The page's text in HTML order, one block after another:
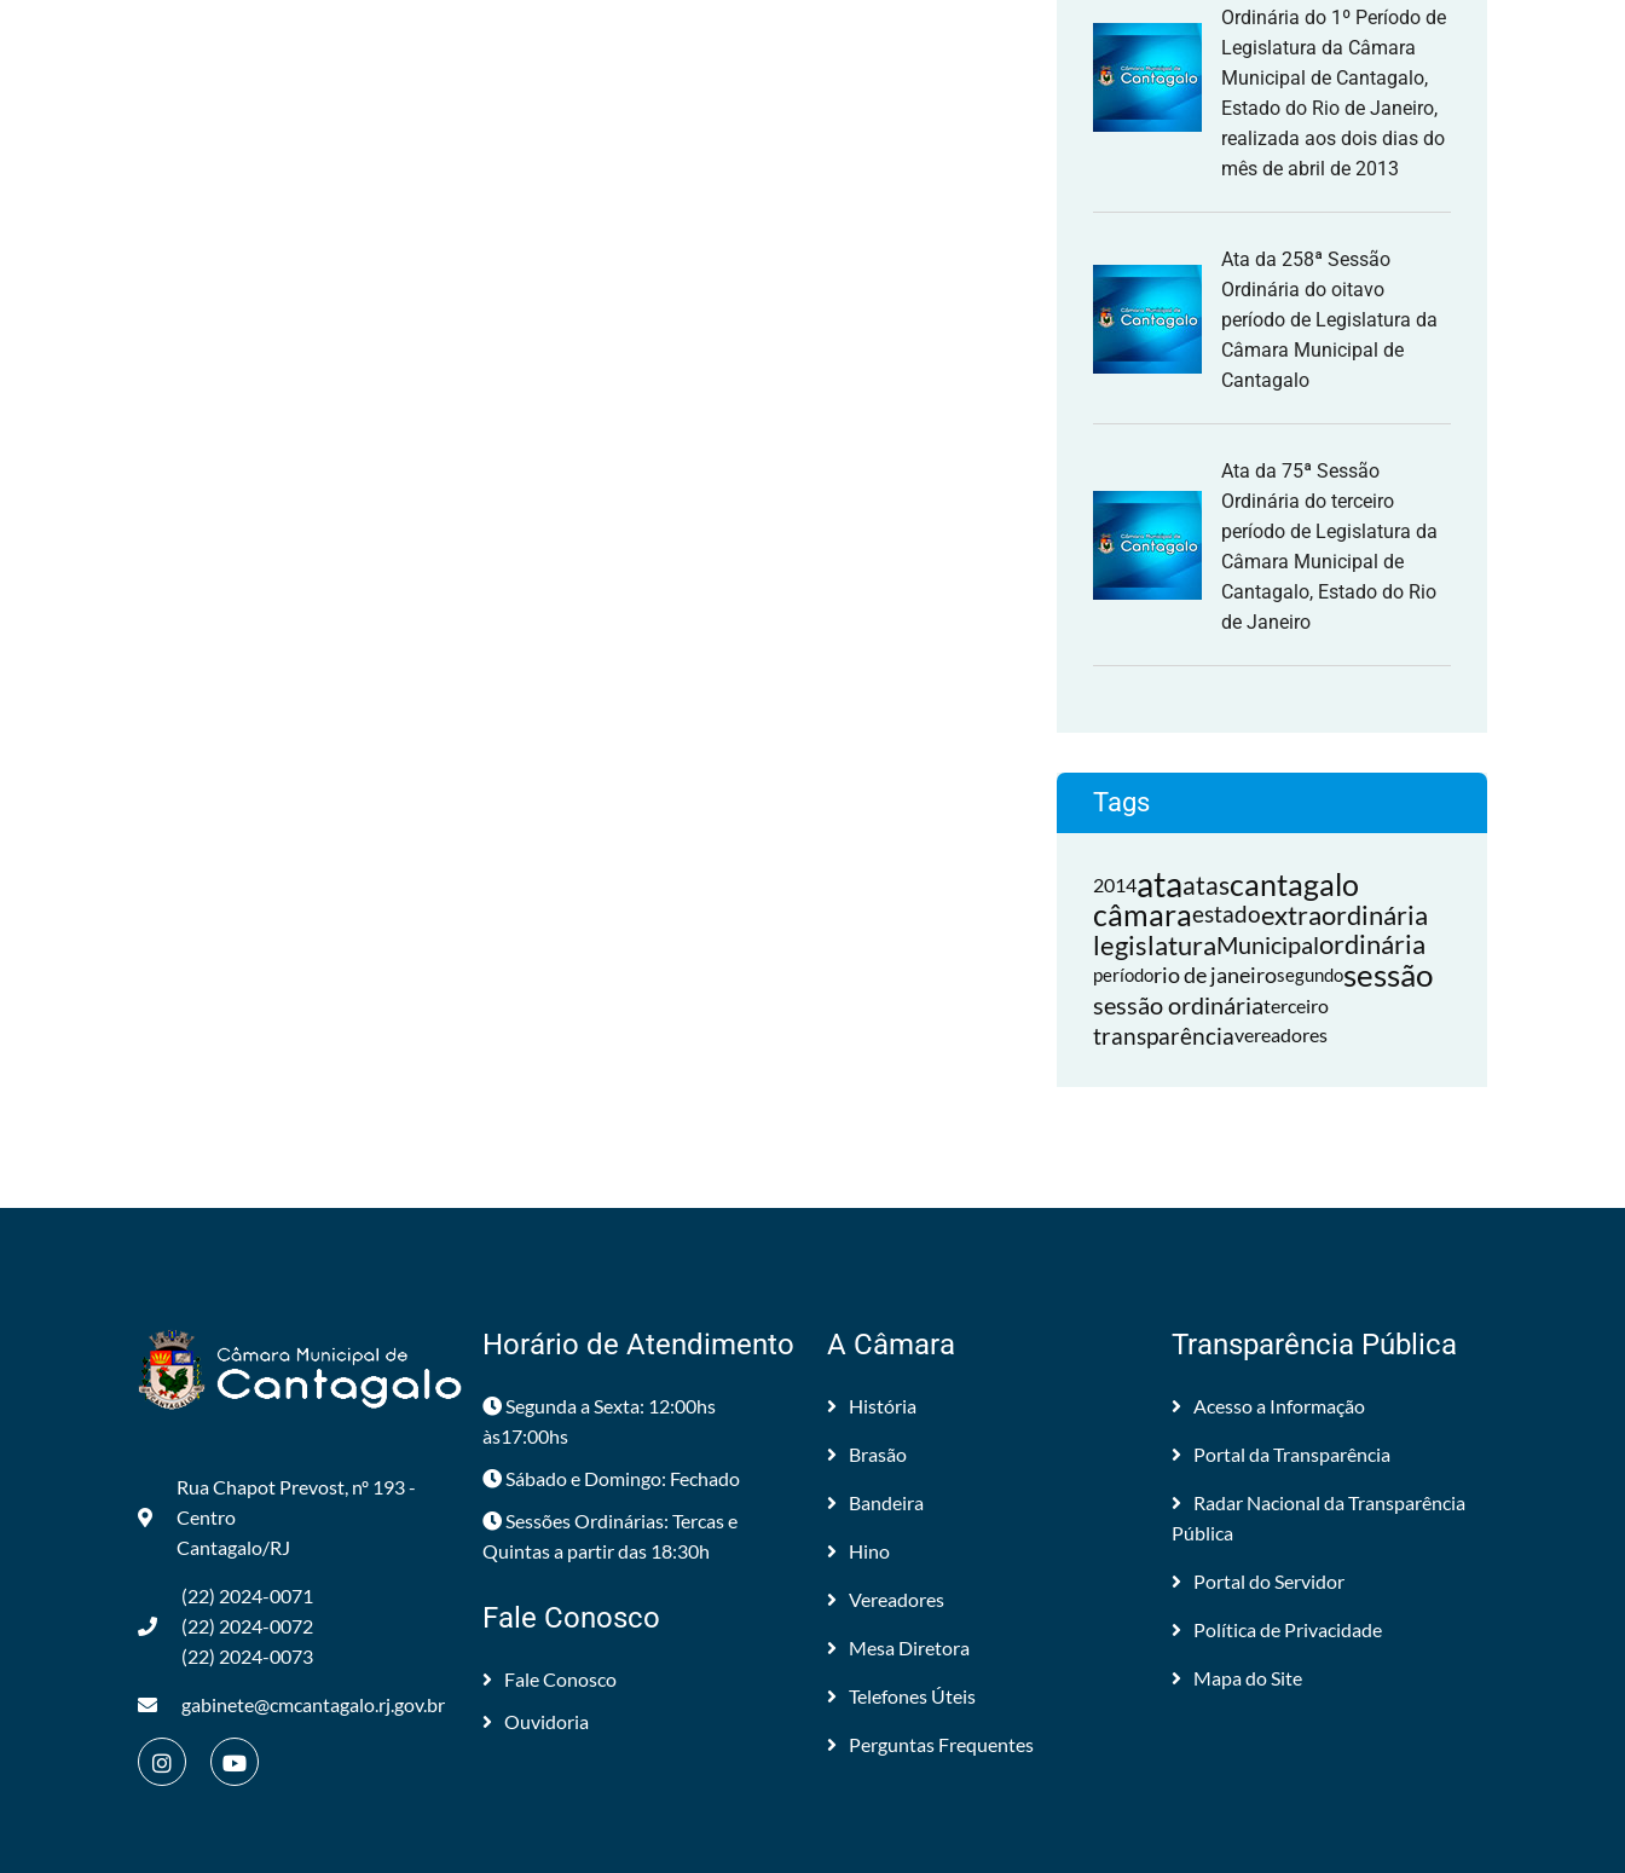
Ordinária do 1º Período de
Legislatura da Câmara
Municipal de Cantagalo,
Estado do Rio de Janeiro,
realizada aos dois dias do
mês de abril de 2013
Ata da 258ª Sessão
Ordinária do oitavo
período de Legislatura da
Câmara Municipal de
Cantagalo
Ata da 75ª Sessão
Ordinária do terceiro
período de Legislatura da
Câmara Municipal de
Cantagalo, Estado do Rio
de Janeiro
Tags
2014ataatascantagalo
câmaraestadoextraordinária
legislaturaMunicipalordinária
períodorio de janeirosegundosessão
sessão ordináriaterceiro
transparênciavereadores
Rua Chapot Prevost, nº 193 -
Centro
Cantagalo/RJ
(22) 2024-0071
(22) 2024-0072
(22) 2024-0073
gabinete@cmcantagalo.rj.gov.br
Horário de Atendimento
Segunda a Sexta: 12:00hs
às17:00hs
Sábado e Domingo: Fechado
Sessões Ordinárias: Tercas e
Quintas a partir das 18:30h
Fale Conosco
Fale Conosco
Ouvidoria
A Câmara
História
Brasão
Bandeira
Hino
Vereadores
Mesa Diretora
Telefones Úteis
Perguntas Frequentes
Transparência Pública
Acesso a Informação
Portal da Transparência
Radar Nacional da Transparência
Pública
Portal do Servidor
Política de Privacidade
Mapa do Site